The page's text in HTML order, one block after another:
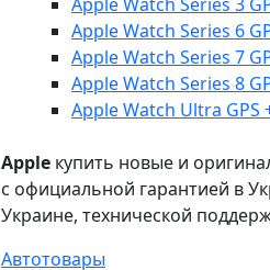
Apple Watch Series 6
Apple Watch Series 7
Apple Watch Series 8
Apple Watch Ultra GPS
Apple купить новые и
с официальной гарантией в
Украине, технической
Автотовары